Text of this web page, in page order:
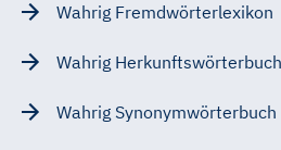
Wahrig Fremdwörterlexikon
Wahrig Herkunftswörterbuch
Wahrig Synonymwörterbuch